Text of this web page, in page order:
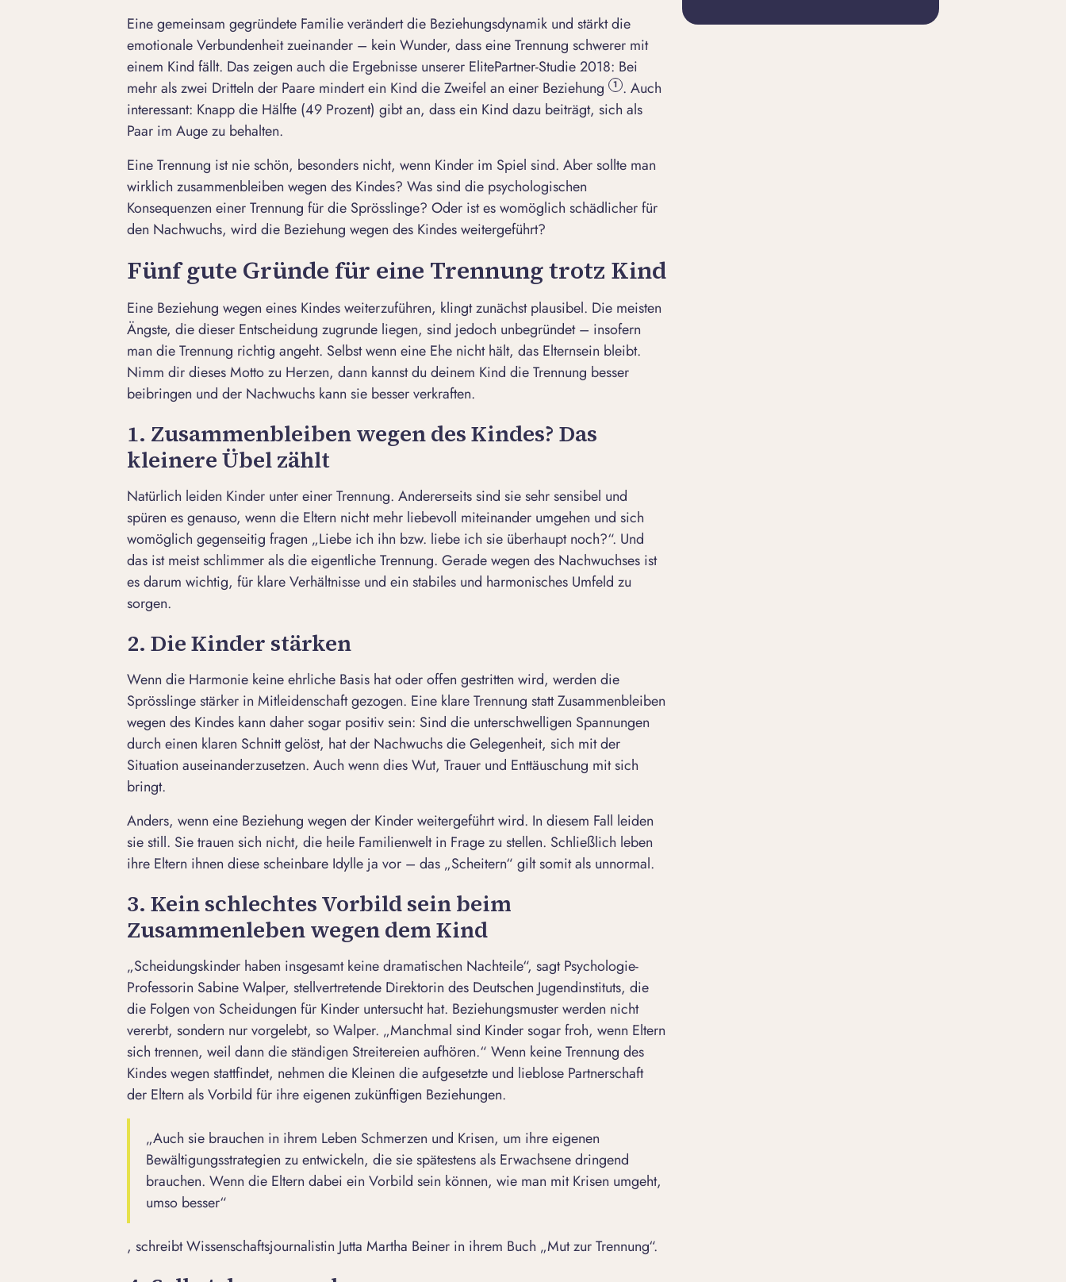
Eine gemeinsam gegründete Familie verändert die Beziehungsdynamik und stärkt die
emotionale Verbundenheit zueinander – kein Wunder, dass eine Trennung schwerer mit
einem Kind fällt. Das zeigen auch die Ergebnisse unserer ElitePartner-Studie 2018: Bei
mehr als zwei Dritteln der Paare mindert ein Kind die Zweifel an einer Beziehung
1 . Auch
interessant: Knapp die Hälfte (49 Prozent) gibt an, dass ein Kind dazu beiträgt, sich als
Paar im Auge zu behalten.
Eine Trennung ist nie schön, besonders nicht, wenn Kinder im Spiel sind. Aber sollte man
wirklich zusammenbleiben wegen des Kindes? Was sind die psychologischen
Konsequenzen einer Trennung für die Sprösslinge? Oder ist es womöglich schädlicher für
den Nachwuchs, wird die Beziehung wegen des Kindes weitergeführt?
Fünf gute Gründe für eine Trennung trotz Kind
Eine Beziehung wegen eines Kindes weiterzuführen, klingt zunächst plausibel. Die meisten
Ängste, die dieser Entscheidung zugrunde liegen, sind jedoch unbegründet – insofern
man die Trennung richtig angeht. Selbst wenn eine Ehe nicht hält, das Elternsein bleibt.
Nimm dir dieses Motto zu Herzen, dann kannst du deinem Kind die Trennung besser
beibringen und der Nachwuchs kann sie besser verkraften.
1. Zusammenbleiben wegen des Kindes? Das
kleinere Übel zählt
Natürlich leiden Kinder unter einer Trennung. Andererseits sind sie sehr sensibel und
spüren es genauso, wenn die Eltern nicht mehr liebevoll miteinander umgehen und sich
womöglich gegenseitig fragen „Liebe ich ihn bzw. liebe ich sie überhaupt noch?“. Und
das ist meist schlimmer als die eigentliche Trennung. Gerade wegen des Nachwuchses ist
es darum wichtig, für klare Verhältnisse und ein stabiles und harmonisches Umfeld zu
sorgen.
2. Die Kinder stärken
Wenn die Harmonie keine ehrliche Basis hat oder offen gestritten wird, werden die
Sprösslinge stärker in Mitleidenschaft gezogen. Eine klare Trennung statt Zusammenbleiben
wegen des Kindes kann daher sogar positiv sein: Sind die unterschwelligen Spannungen
durch einen klaren Schnitt gelöst, hat der Nachwuchs die Gelegenheit, sich mit der
Situation auseinanderzusetzen. Auch wenn dies Wut, Trauer und Enttäuschung mit sich
bringt.
Anders, wenn eine Beziehung wegen der Kinder weitergeführt wird. In diesem Fall leiden
sie still. Sie trauen sich nicht, die heile Familienwelt in Frage zu stellen. Schließlich leben
ihre Eltern ihnen diese scheinbare Idylle ja vor – das „Scheitern“ gilt somit als unnormal.
3. Kein schlechtes Vorbild sein beim
Zusammenleben wegen dem Kind
„Scheidungskinder haben insgesamt keine dramatischen Nachteile“, sagt Psychologie-
Professorin Sabine Walper, stellvertretende Direktorin des Deutschen Jugendinstituts, die
die Folgen von Scheidungen für Kinder untersucht hat. Beziehungsmuster werden nicht
vererbt, sondern nur vorgelebt, so Walper. „Manchmal sind Kinder sogar froh, wenn Eltern
sich trennen, weil dann die ständigen Streitereien aufhören.“ Wenn keine Trennung des
Kindes wegen stattfindet, nehmen die Kleinen die aufgesetzte und lieblose Partnerschaft
der Eltern als Vorbild für ihre eigenen zukünftigen Beziehungen.
„Auch sie brauchen in ihrem Leben Schmerzen und Krisen, um ihre eigenen
Bewältigungsstrategien zu entwickeln, die sie spätestens als Erwachsene dringend
brauchen. Wenn die Eltern dabei ein Vorbild sein können, wie man mit Krisen umgeht,
umso besser“
, schreibt Wissenschaftsjournalistin Jutta Martha Beiner in ihrem Buch „Mut zur Trennung“.